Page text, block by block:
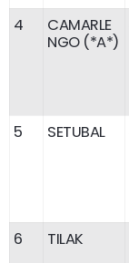
4
CAMARLE
NGO (*A*)
5 SETUBAL
6 TILAK